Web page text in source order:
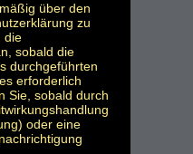
über den
zu
die
sobald die
durchgeführten
erforderlich
Sie, sobald durch
oder eine